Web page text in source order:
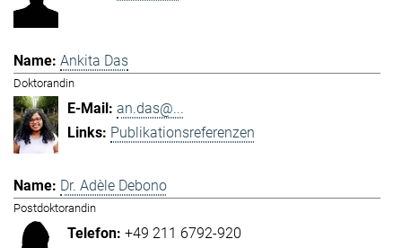
Ankita Das
Doktorandin
an.das@...
Publikationsreferenzen
Dr. Adèle Debono
Postdoktorandin
+49 211 6792-920